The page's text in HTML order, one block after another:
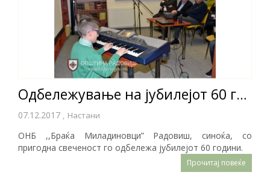
Oдбележување на јубилејот 60 години од оснивањето и постоењето.
07.12.2017 , Настани
ОНБ ,,Браќа Миладиновци” Радовиш, синоќа, со
пригодна свеченост го одбележа јубилејот 60 години.
Прочитај повеќе